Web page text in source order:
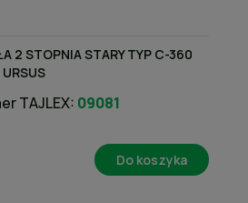
2 STOPNIA STARY TYP C-360
TAJLEX: 09081
Do koszyka